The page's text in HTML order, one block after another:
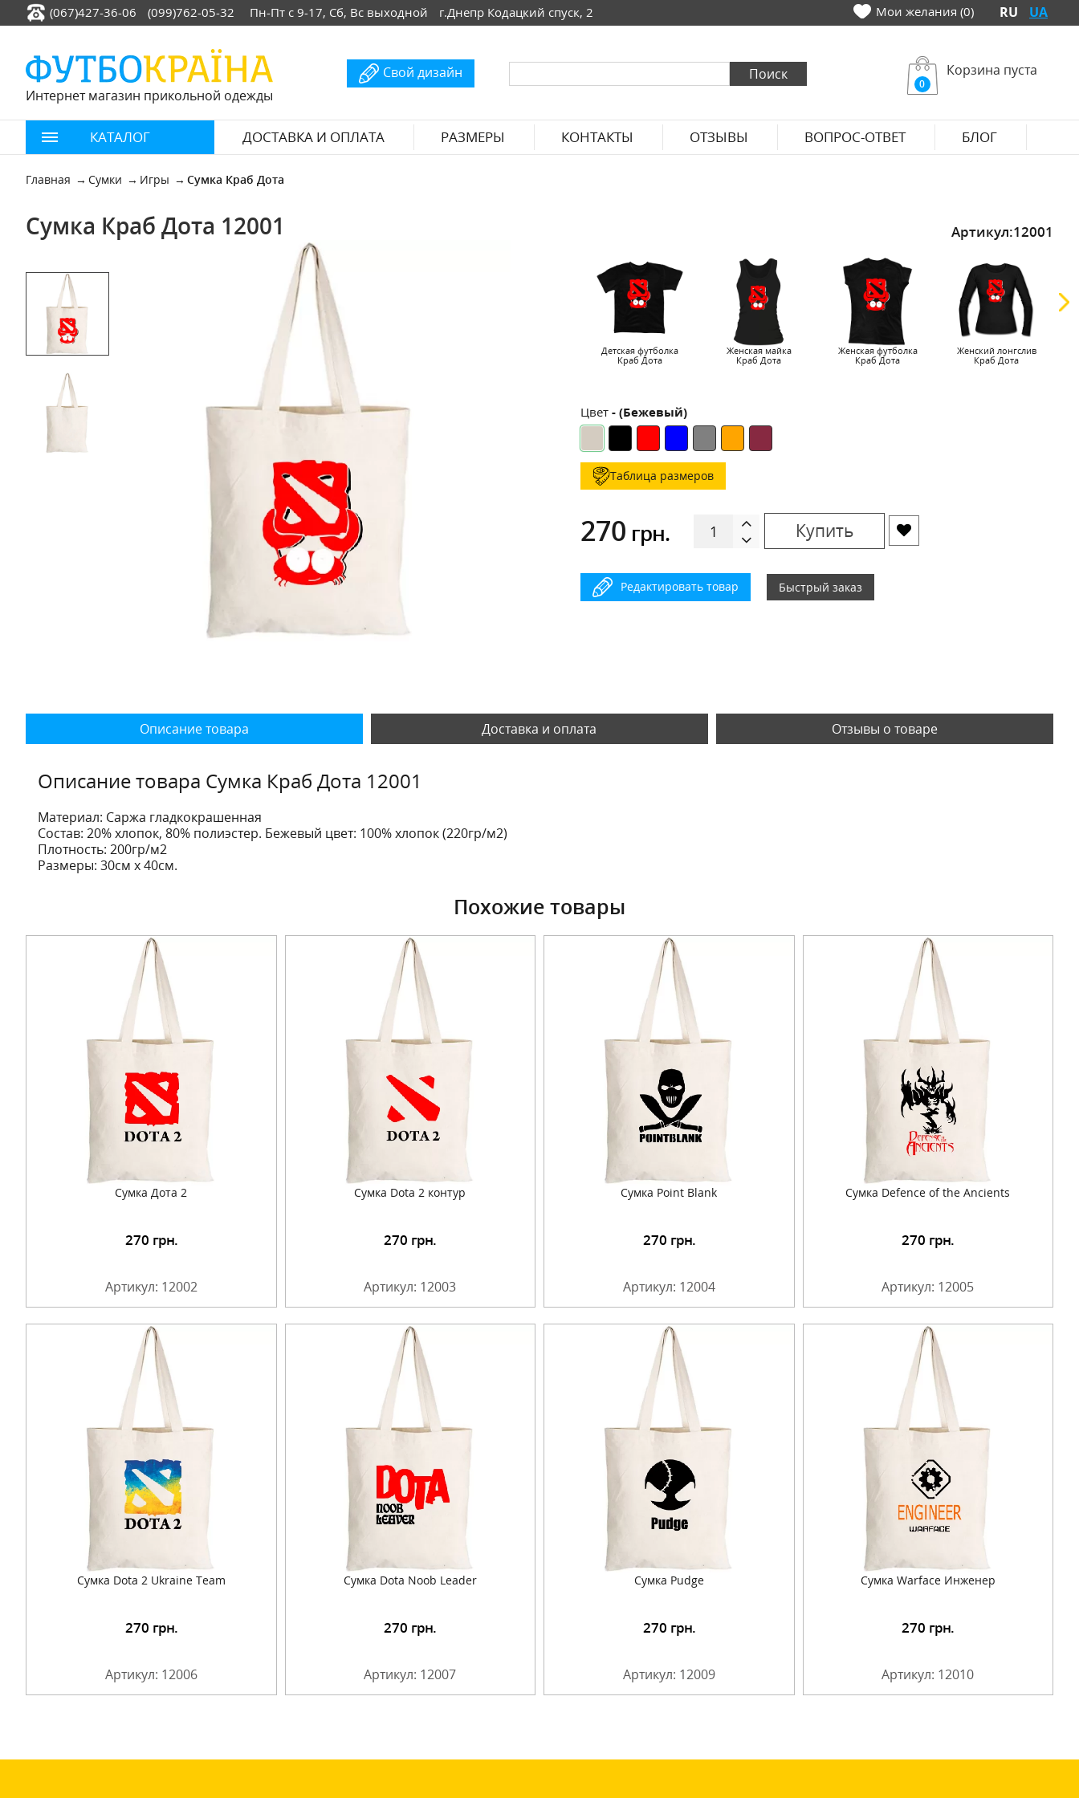
(067)427-36-06 (099)762-05-32 Пн-Пт с 9-17, Сб, Вс выходной г.Днепр Кодацкий спуск, 2 Мои желания (0) RU UA
Интернет магазин прикольной одежды
Свой дизайн
0
Корзина пуста
КАТАЛОГ ДОСТАВКА И ОПЛАТА РАЗМЕРЫ КОНТАКТЫ ОТЗЫВЫ ВОПРОС-ОТВЕТ БЛОГ
Главная Сумки Игры Сумка Краб Дота
Сумка Краб Дота 12001 Артикул:12001
Детская футболка
Краб Дота
Женская майка
Краб Дота
Женская футболка
Краб Дота
Женский лонгслив
Краб Дота
Цвет - (Бежевый)
Таблица размеров
270 грн. Купить
Редактировать товар Быстрый заказ
Описание товара Доставка и оплата Отзывы о товаре
Описание товара Сумка Краб Дота 12001
Материал: Саржа гладкокрашенная
Состав: 20% хлопок, 80% полиэстер. Бежевый цвет: 100% хлопок (220гр/м2)
Плотность: 200гр/м2
Размеры: 30см х 40см.
Похожие товары
Сумка Дота 2
270 грн.
Артикул: 12002
Сумка Dota 2 контур
Подробнее 270 грн.
Артикул: 12003
Сумка Point Blank
Подробнее 270 грн.
Артикул: 12004
Сумка Defence of the Ancients
Подробнее 270 грн.
Артикул: 12005
Сумка Dota 2 Ukraine Team
270 грн.
Артикул: 12006
Сумка Dota Noob Leader
Подробнее 270 грн.
Артикул: 12007
Сумка Pudge
Подробнее 270 грн.
Артикул: 12009
Сумка Warface Инженер
Подробнее 270 грн.
Артикул: 12010